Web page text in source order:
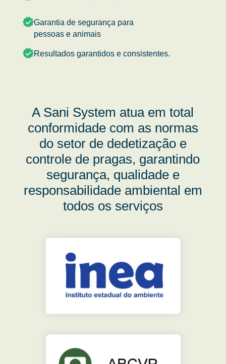
Garantia de segurança para
pessoas e animais
Resultados garantidos e consistentes.
A Sani System atua em total
conformidade com as normas
do setor de dedetização e
controle de pragas, garantindo
segurança, qualidade e
responsabilidade ambiental em
todos os serviços